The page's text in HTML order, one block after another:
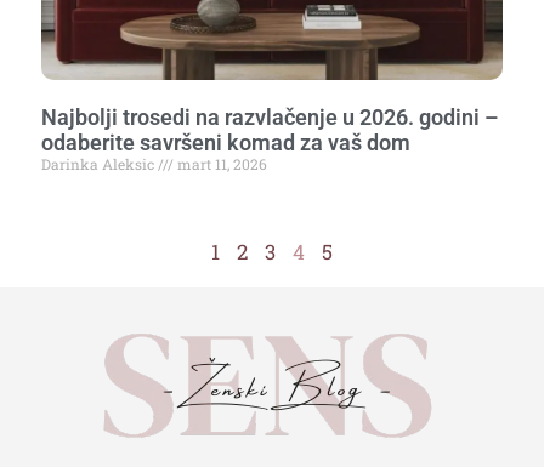
Najbolji trosedi na razvlačenje u 2026. godini –
odaberite savršeni komad za vaš dom
Darinka Aleksic mart 11, 2026
1 2 3 4 5